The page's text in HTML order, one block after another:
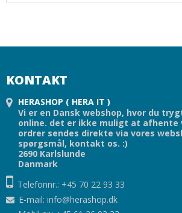
KONTAKT
HERASHOP ( HERA IT )
Vi er en Dansk webshop, hvor du
online. det er ikke muligt at afhente
ordrer sendes direkte via vores
spørgsmål, kontakt os. :)
2690 Karlslunde
Danmark
Telefonnr.: +45 70 22 93 33
E-mail: info@herashop.dk